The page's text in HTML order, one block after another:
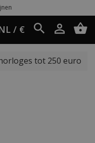
/ €
tot 250 euro